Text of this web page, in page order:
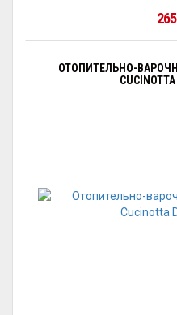
ОТОПИТЕЛЬНО-